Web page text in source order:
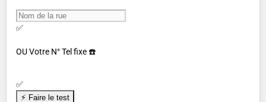
✅
OUVotre N° Tel fixe ☎️
✅